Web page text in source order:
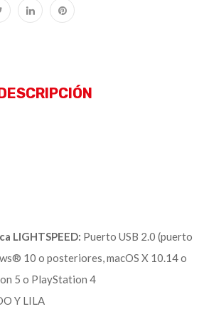
LIGHTSPEED: Puerto USB 2.0 (puerto
10 o posteriores, macOS X 10.14 o
5 o PlayStation 4
Y LILA